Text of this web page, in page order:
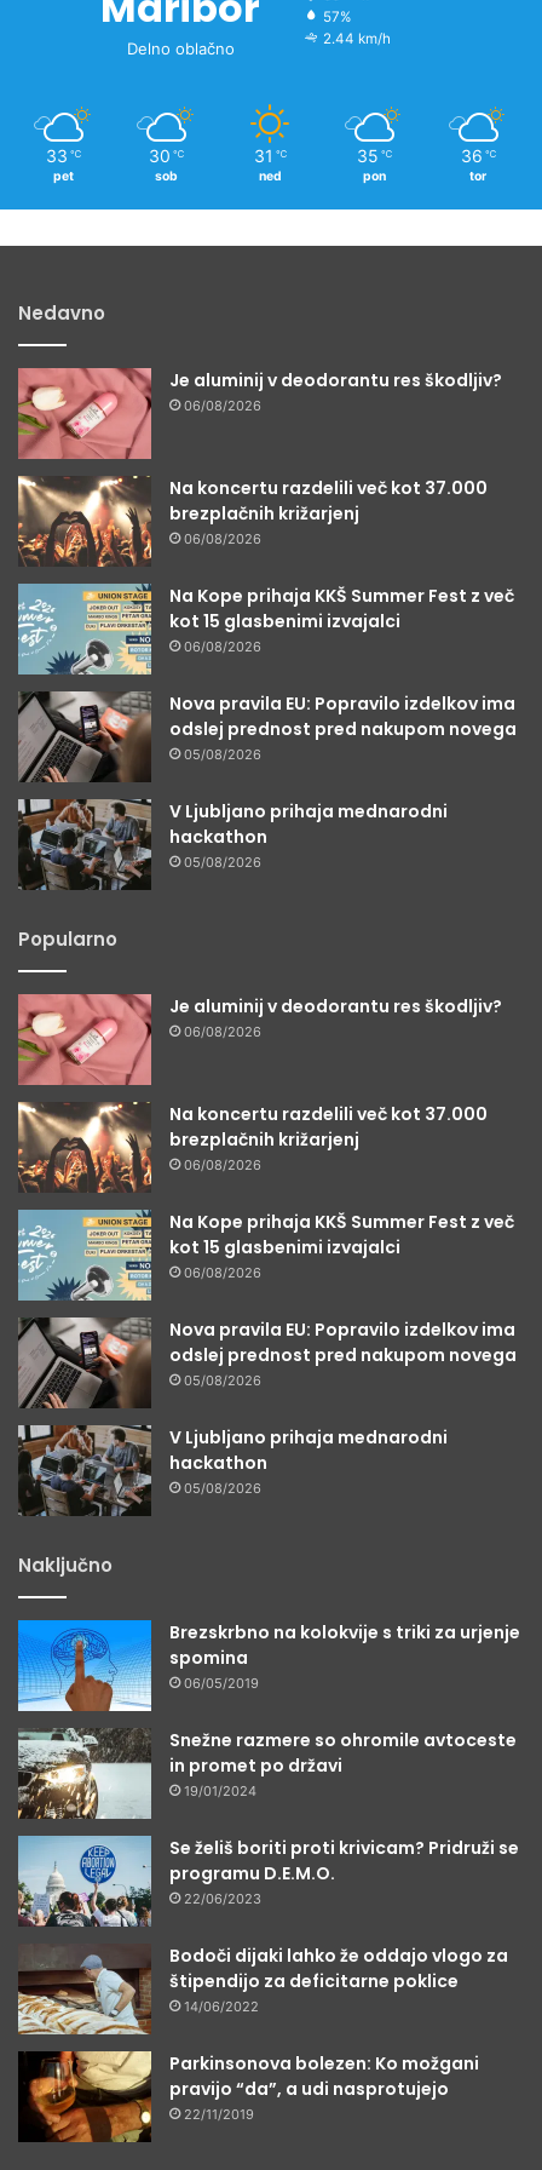
Delno oblačno
57%
2.44 km/h
33 ℃
pet
30 ℃
sob
31 ℃
ned
35 ℃
pon
36 ℃
tor
Nedavno
Je aluminij v deodorantu res škodljiv?
06/08/2026
Na koncertu razdelili več kot 37.000
brezplačnih križarjenj
06/08/2026
Na Kope prihaja KKŠ Summer Fest z več
kot 15 glasbenimi izvajalci
06/08/2026
Nova pravila EU: Popravilo izdelkov ima
odslej prednost pred nakupom novega
05/08/2026
V Ljubljano prihaja mednarodni
hackathon
05/08/2026
Popularno
Je aluminij v deodorantu res škodljiv?
06/08/2026
Na koncertu razdelili več kot 37.000
brezplačnih križarjenj
06/08/2026
Na Kope prihaja KKŠ Summer Fest z več
kot 15 glasbenimi izvajalci
06/08/2026
Nova pravila EU: Popravilo izdelkov ima
odslej prednost pred nakupom novega
05/08/2026
V Ljubljano prihaja mednarodni
hackathon
05/08/2026
Naključno
Brezskrbno na kolokvije s triki za urjenje
spomina
06/05/2019
Snežne razmere so ohromile avtoceste
in promet po državi
19/01/2024
Se želiš boriti proti krivicam? Pridruži se
programu D.E.M.O.
22/06/2023
Bodoči dijaki lahko že oddajo vlogo za
štipendijo za deficitarne poklice
14/06/2022
Parkinsonova bolezen: Ko možgani
pravijo “da”, a udi nasprotujejo
22/11/2019